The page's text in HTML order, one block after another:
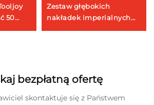
50
Zestaw głębokich
nakładek imperialnych
1/2 cala (ze stali Cr-MO)
samochodowej
bezpłatną ofertę
skontaktuje się z Państwem